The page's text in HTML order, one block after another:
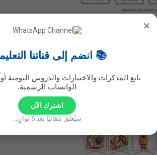
×
📚 انضم إلى قناتنا
تابع المذكرات والاختبارات والدروس اليومية
الواتساب الرسمية.
اشترك الآن
سيُغلق تلقائيًا بعد5 ثوانٍ...